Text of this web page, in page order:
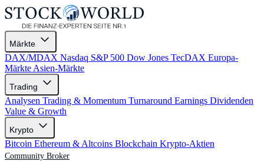
Märkte
DAX/MDAX Nasdaq S&P 500 Dow Jones TecDAX Europa-
Märkte Asien-Märkte
Trading
Analysen Trading & Momentum Turnaround Earnings Dividenden
Value & Growth
Krypto
Bitcoin Ethereum & Altcoins Blockchain Krypto-Aktien
Community Broker